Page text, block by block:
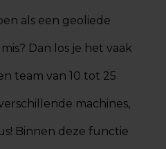
als een geoliede
Dan los je het vaak
team van 10 tot 25
machines,
Binnen deze functie